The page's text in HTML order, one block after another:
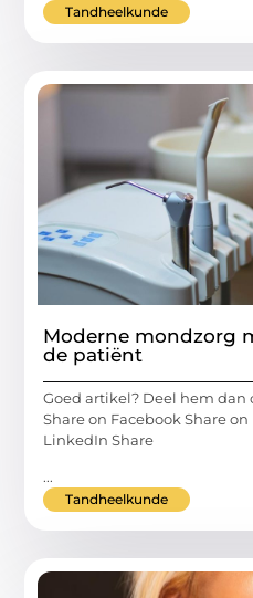
Tandheelkunde
Moderne mondzorg
de patiënt
Goed artikel? Deel hem dan
Share on Facebook Share
LinkedIn Share
...
Tandheelkunde